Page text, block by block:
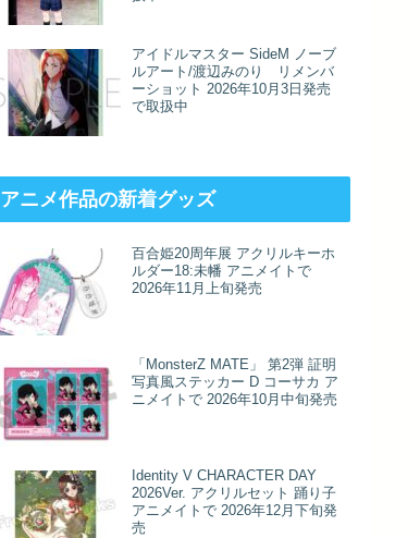
アイドルマスター SideM ノーブ
ルアート/渡辺みのり リメンバ
ーショット 2026年10月3日発売
で取扱中
アニメ作品の新着グッズ
百合姫20周年展 アクリルキーホ
ルダー18:未幡 アニメイトで
2026年11月上旬発売
「MonsterZ MATE」 第2弾 証明
写真風ステッカー D コーサカ ア
ニメイトで 2026年10月中旬発売
Identity V CHARACTER DAY
2026Ver. アクリルセット 踊り子
アニメイトで 2026年12月下旬発
売